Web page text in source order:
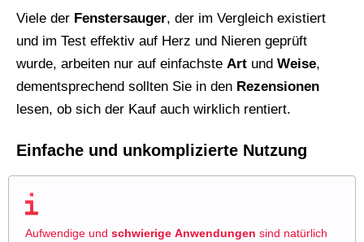
Viele der Fenstersauger, der im Vergleich existiert
und im Test effektiv auf Herz und Nieren geprüft
wurde, arbeiten nur auf einfachste Art und Weise,
dementsprechend sollten Sie in den Rezensionen
lesen, ob sich der Kauf auch wirklich rentiert.
Einfache und unkomplizierte Nutzung
Aufwendige und schwierige Anwendungen sind natürlich